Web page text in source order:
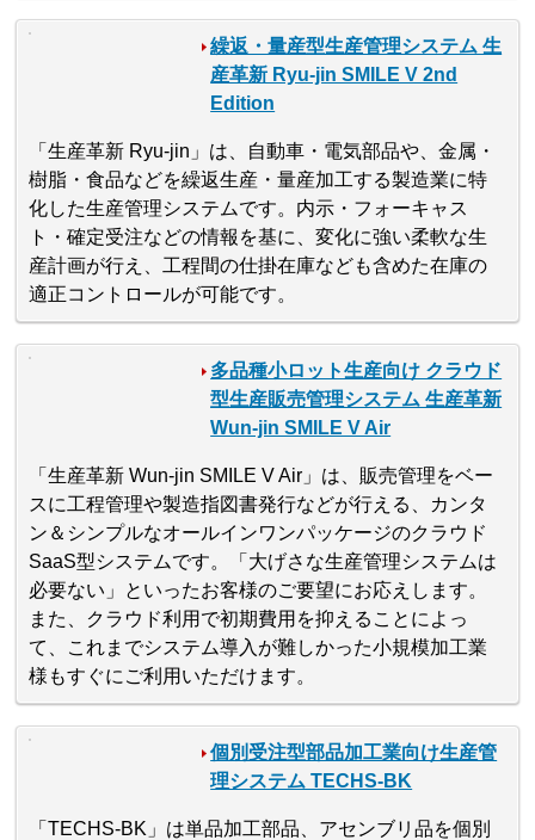
繰返・量産型生産管理システム 生
産革新 Ryu-jin SMILE V 2nd
Edition
「生産革新 Ryu-jin」は、自動車・電気部品や、金属・
樹脂・食品などを繰返生産・量産加工する製造業に特
化した生産管理システムです。内示・フォーキャス
ト・確定受注などの情報を基に、変化に強い柔軟な生
産計画が行え、工程間の仕掛在庫なども含めた在庫の
適正コントロールが可能です。
多品種小ロット生産向け クラウド
型生産販売管理システム 生産革新
Wun-jin SMILE V Air
「生産革新 Wun-jin SMILE V Air」は、販売管理をベー
スに工程管理や製造指図書発行などが行える、カンタ
ン＆シンプルなオールインワンパッケージのクラウド
SaaS型システムです。「大げさな生産管理システムは
必要ない」といったお客様のご要望にお応えします。
また、クラウド利用で初期費用を抑えることによっ
て、これまでシステム導入が難しかった小規模加工業
様もすぐにご利用いただけます。
個別受注型部品加工業向け生産管
理システム TECHS-BK
「TECHS-BK」は単品加工部品、アセンブリ品を個別